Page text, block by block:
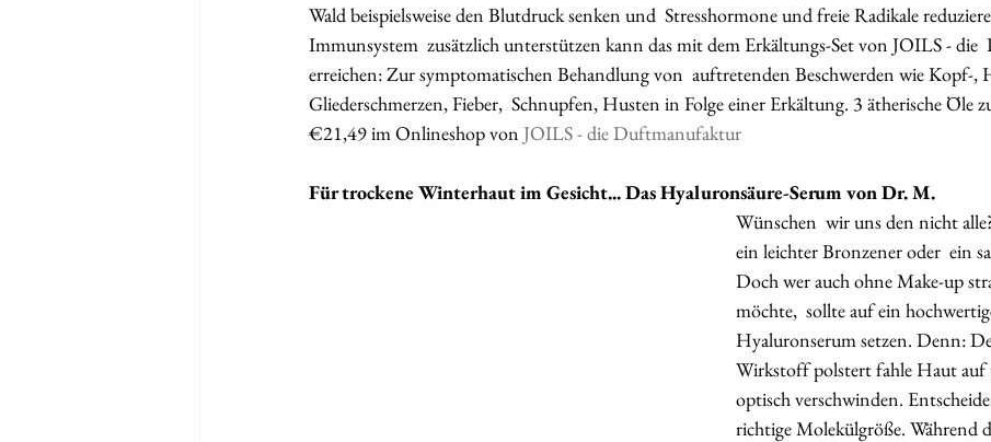
Wald beispielsweise den Blutdruck senken und  Stresshormone und freie Radikale
Immunsystem  zusätzlich unterstützen kann das mit dem Erkältungs-Set von JOILS -
erreichen: Zur symptomatischen Behandlung von  auftretenden Beschwerden wie Kopf-,
Gliederschmerzen, Fieber,  Schnupfen, Husten in Folge einer Erkältung. 3 ätherische Öle
€21,49 im Onlineshop von JOILS - die Duftmanufaktur
Für trockene Winterhaut im Gesicht... Das Hyaluronsäure-Serum von Dr. M.
Wünschen  wir uns den nicht
ein leichter Bronzener oder  ein
Doch wer auch ohne Make-up
möchte,  sollte auf ein
Hyaluronserum setzen. Denn:
Wirkstoff polstert fahle Haut auf
optisch verschwinden.
richtige Molekülgröße. Während